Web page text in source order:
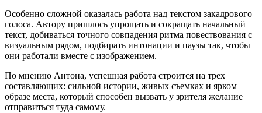
Особенно сложной оказалась работа над текстом закадрового
голоса. Автору пришлось упрощать и сокращать начальный
текст, добиваться точного совпадения ритма повествования с
визуальным рядом, подбирать интонации и паузы так, чтобы
они работали вместе с изображением.
По мнению Антона, успешная работа строится на трех
составляющих: сильной истории, живых съемках и ярком
образе места, который способен вызвать у зрителя желание
отправиться туда самому.